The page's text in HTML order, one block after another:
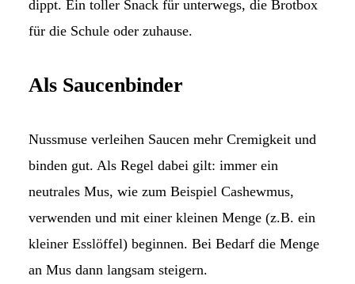
dippt. Ein toller Snack für unterwegs, die Brotbox
für die Schule oder zuhause.
Als Saucenbinder
Nussmuse verleihen Saucen mehr Cremigkeit und
binden gut. Als Regel dabei gilt: immer ein
neutrales Mus, wie zum Beispiel Cashewmus,
verwenden und mit einer kleinen Menge (z.B. ein
kleiner Esslöffel) beginnen. Bei Bedarf die Menge
an Mus dann langsam steigern.